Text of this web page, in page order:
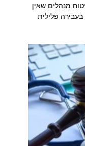
מנהלים שאין
פלילית